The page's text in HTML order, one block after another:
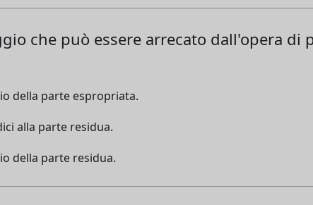
che può essere arrecato dall'opera
della parte espropriata.
alla parte residua.
della parte residua.